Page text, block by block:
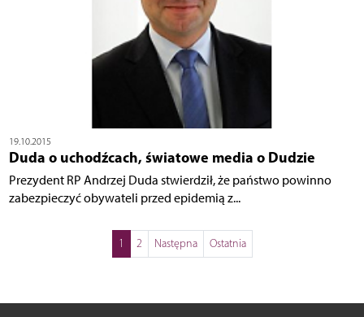
19.10.2015
Duda o uchodźcach, światowe media o Dudzie
Prezydent RP Andrzej Duda stwierdził, że państwo powinno
zabezpieczyć obywateli przed epidemią z...
1 2 Następna Ostatnia